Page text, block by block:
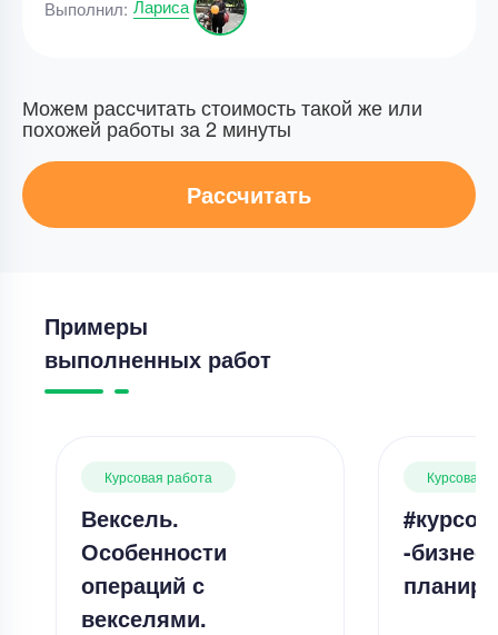
Выполнил: Лариса
Можем рассчитать стоимость такой же или
похожей работы за 2 минуты
Рассчитать
Примеры
выполненных работ
Курсовая работа
Вексель.
Особенности
операций с
векселями.
Курсовая
-бизнес-